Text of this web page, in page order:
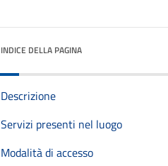
INDICE DELLA PAGINA
Descrizione
Servizi presenti nel luogo
Modalità di accesso